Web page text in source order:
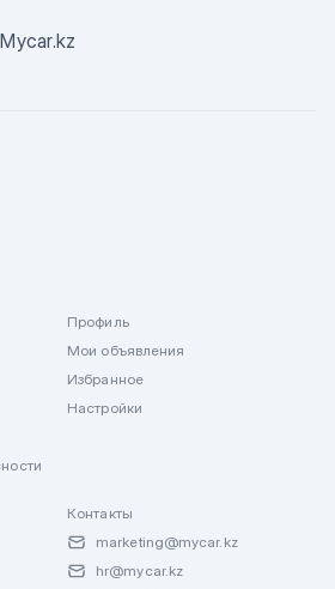
Профиль
Мои объявления
Избранное
Настройки
Контакты
marketing@mycar.kz
hr@mycar.kz